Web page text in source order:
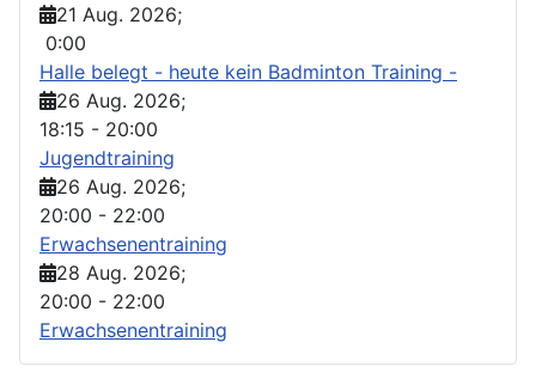
21 Aug. 2026;
0:00
Halle belegt - heute kein Badminton Training -
26 Aug. 2026;
18:15 - 20:00
Jugendtraining
26 Aug. 2026;
20:00 - 22:00
Erwachsenentraining
28 Aug. 2026;
20:00 - 22:00
Erwachsenentraining